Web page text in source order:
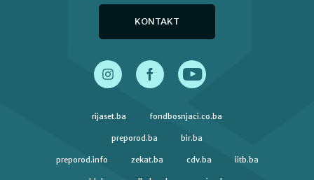
KONTAKT
rijaset.ba fondbosnjaci.co.ba
preporod.ba bir.ba
preporod.info zekat.ba cdv.ba iitb.ba